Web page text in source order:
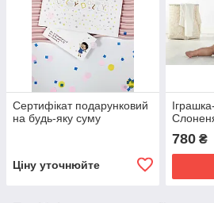
Сертифікат подарунковий
на будь-яку суму
Ціну уточнюйте
780₴